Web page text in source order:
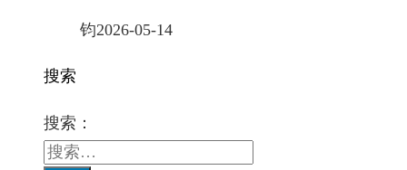
钧2026-05-14
搜索
搜索：